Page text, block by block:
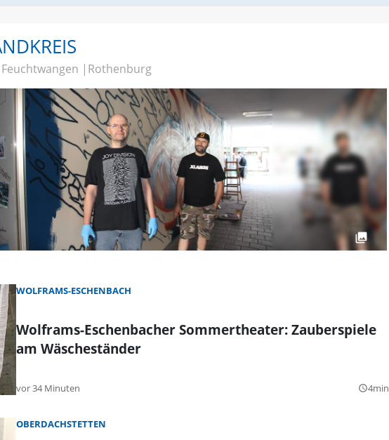
Feuchtwangen Rothenburg
WOLFRAMS-ESCHENBACH
Wolframs-Eschenbacher Sommertheater: Zauberspiele
am Wäscheständer
vor 34 Minuten query_builder4min
OBERDACHSTETTEN